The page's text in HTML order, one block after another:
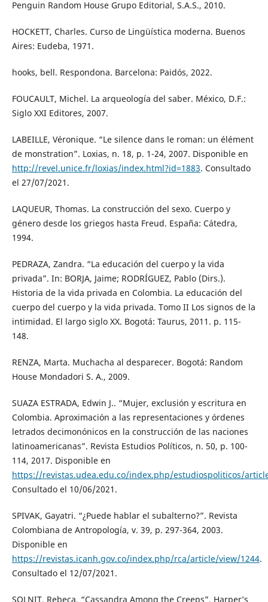
Penguin Random House Grupo Editorial, S.A.S., 2010.
HOCKETT, Charles. Curso de Lingüística moderna. Buenos
Aires: Eudeba, 1971.
hooks, bell. Respondona. Barcelona: Paidós, 2022.
FOUCAULT, Michel. La arqueología del saber. México, D.F.:
Siglo XXI Editores, 2007.
LABEILLE, Véronique. “Le silence dans le roman: un élément
de monstration”. Loxias, n. 18, p. 1-24, 2007. Disponible en
http://revel.unice.fr/loxias/index.html?id=1883. Consultado
el 27/07/2021.
LAQUEUR, Thomas. La construcción del sexo. Cuerpo y
género desde los griegos hasta Freud. España: Cátedra,
1994.
PEDRAZA, Zandra. “La educación del cuerpo y la vida
privada”. In: BORJA, Jaime; RODRÍGUEZ, Pablo (Dirs.).
Historia de la vida privada en Colombia. La educación del
cuerpo del cuerpo y la vida privada. Tomo II Los signos de la
intimidad. El largo siglo XX. Bogotá: Taurus, 2011. p. 115-
148.
RENZA, Marta. Muchacha al desparecer. Bogotá: Random
House Mondadori S. A., 2009.
SUAZA ESTRADA, Edwin J.. “Mujer, exclusión y escritura en
Colombia. Aproximación a las representaciones y órdenes
letrados decimonónicos en la construcción de las naciones
latinoamericanas”. Revista Estudios Políticos, n. 50, p. 100-
114, 2017. Disponible en
https://revistas.udea.edu.co/index.php/estudiospoliticos/
Consultado el 10/06/2021.
SPIVAK, Gayatri. “¿Puede hablar el subalterno?”. Revista
Colombiana de Antropología, v. 39, p. 297-364, 2003.
Disponible en
https://revistas.icanh.gov.co/index.php/rca/article/view/1244.
Consultado el 12/07/2021.
SOLNIT, Rebeca. “Cassandra Among the Creeps”. Harper’s